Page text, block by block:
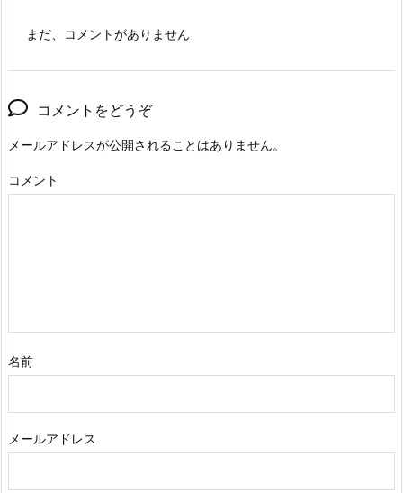
まだ、コメントがありません
コメントをどうぞ
メールアドレスが公開されることはありません。
コメント
名前
メールアドレス